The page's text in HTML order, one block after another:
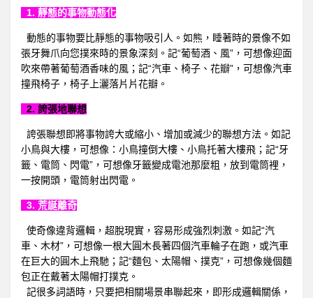
1. 靜態的事物動態化
動態的事物要比靜態的事物吸引人。如熊，睡著時的景像不如
張牙舞爪向您撲來時的景象深刻。記“葡萄酒、風”，可想像迎面
吹來帶著葡萄酒香味的風；記“汽車、椅子、花瓣”，可想像汽車
撞飛椅子，椅子上灑落片片花瓣。
2. 誇張地聯想
誇張聯想即將事物誇大或縮小、增加或減少的聯想方法。如記
小鳥與大樓，可想像：小鳥撞倒大樓、小鳥托著大樓飛；記“牙
籤、電筒、閃電”，可想像牙籤變成電池那麼粗，放到電筒裡，
一按開頭，電筒射出閃電。
3. 荒誕離奇
使奇像違背邏輯，超脫現實，容易形成強烈刺激。如記“汽
車、木材”，可想像一根大圓木長著四個汽車輪子在跑，或汽車
在巨大的圓木上飛馳；記“麵包、太陽帽、撲克”，可想像幾個麵
包正在戴著太陽帽打撲克。
記很多詞語時，只要把相關場景串聯起來，即形成邏輯關係，